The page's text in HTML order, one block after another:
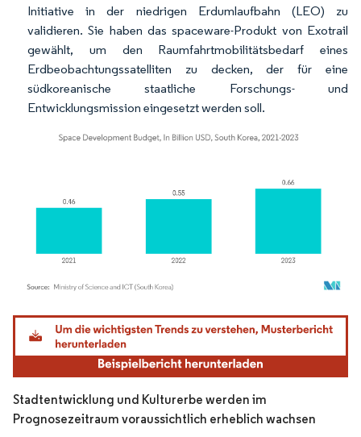
Initiative in der niedrigen Erdumlaufbahn (LEO) zu
validieren. Sie haben das spaceware-Produkt von Exotrail
gewählt, um den Raumfahrtmobilitätsbedarf eines
Erdbeobachtungssatelliten zu decken, der für eine
südkoreanische staatliche Forschungs- und
Entwicklungsmission eingesetzt werden soll.
Bild © Mordor Intelligence. Wiederverwendung erfordert Namensnennung gemäß
Stadtentwicklung und Kulturerbe werden im
Prognosezeitraum voraussichtlich erheblich wachsen